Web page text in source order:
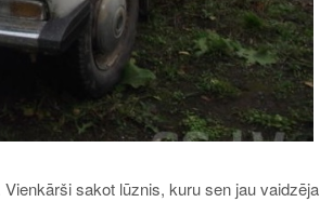
sakot lūznis, kuru sen jau vaidzēja